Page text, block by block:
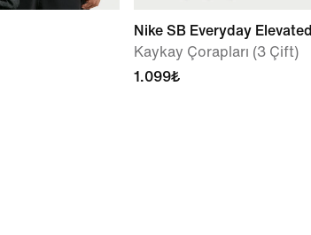
Nike SB Everyday Elevated
Kaykay Çorapları (3 Çift)
1.099₺